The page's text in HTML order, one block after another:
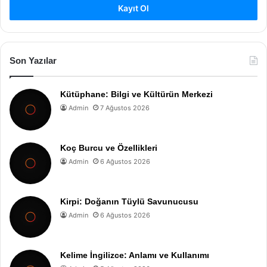
Kayıt Ol
Son Yazılar
Kütüphane: Bilgi ve Kültürün Merkezi
Admin 7 Ağustos 2026
Koç Burcu ve Özellikleri
Admin 6 Ağustos 2026
Kirpi: Doğanın Tüylü Savunucusu
Admin 6 Ağustos 2026
Kelime İngilizce: Anlamı ve Kullanımı